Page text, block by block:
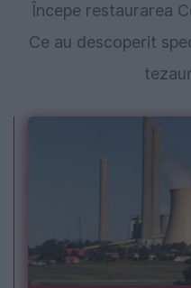
Începe restaurarea
Ce au descoperit